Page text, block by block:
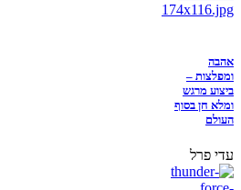
אהבה
ומפלצות –
ביצוע מרגש
ומלא חן בסוף
העולם
עדי פרל